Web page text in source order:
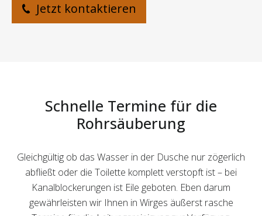
Jetzt kontaktieren
Schnelle Termine für die
Rohrsäuberung
Gleichgültig ob das Wasser in der Dusche nur zögerlich
abfließt oder die Toilette komplett verstopft ist – bei
Kanalblockerungen ist Eile geboten. Eben darum
gewährleisten wir Ihnen in Wirges äußerst rasche